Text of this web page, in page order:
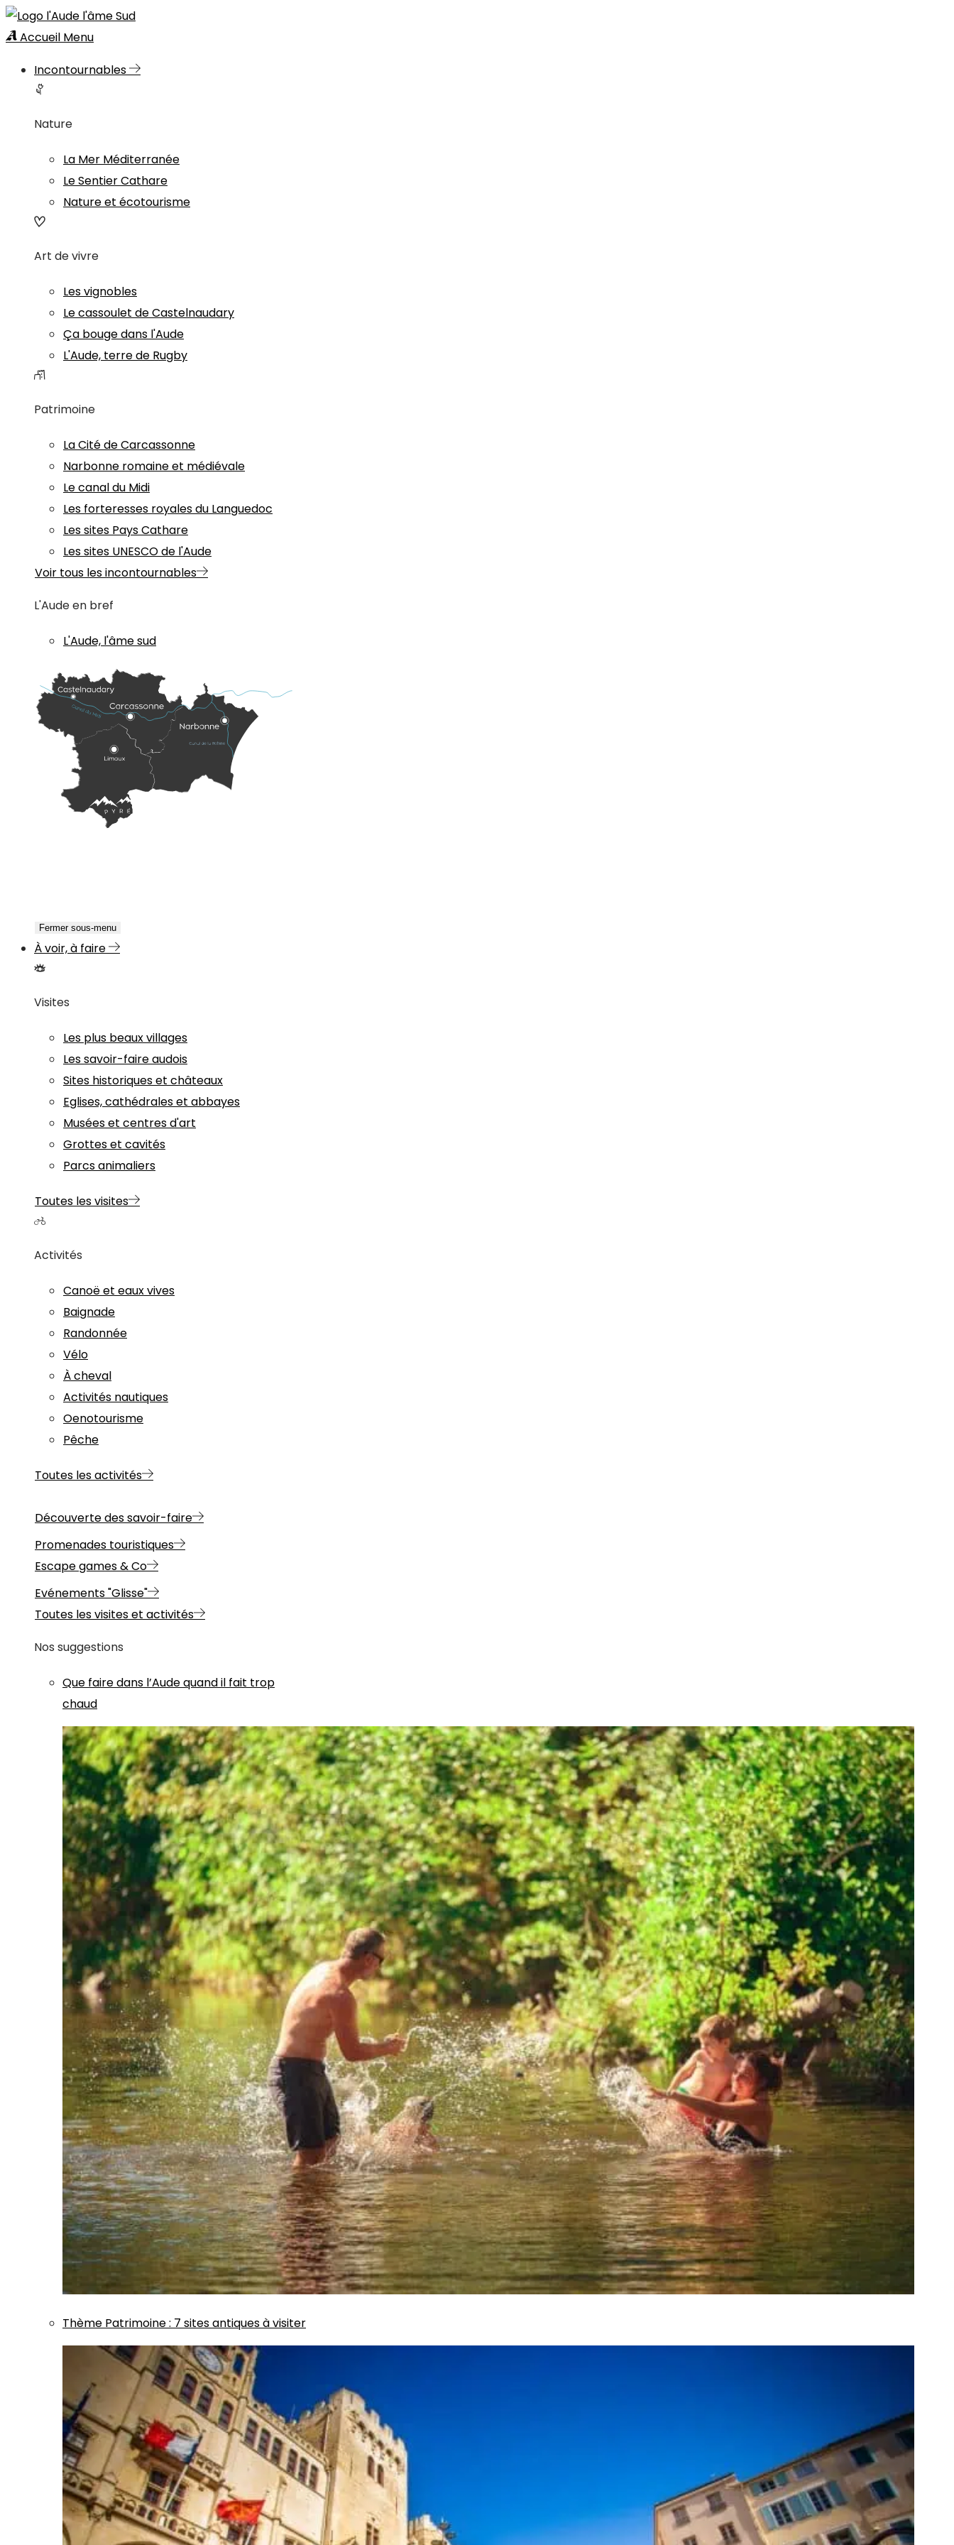
Accueil Menu
Incontournables
Nature
La Mer Méditerranée
Le Sentier Cathare
Nature et écotourisme
Art de vivre
Les vignobles
Le cassoulet de Castelnaudary
Ça bouge dans l'Aude
L'Aude, terre de Rugby
Patrimoine
La Cité de Carcassonne
Narbonne romaine et médiévale
Le canal du Midi
Les forteresses royales du Languedoc
Les sites Pays Cathare
Les sites UNESCO de l'Aude
Voir tous les incontournables
L'Aude en bref
L'Aude, l'âme sud
Fermer sous-menu
À voir, à faire
Visites
Les plus beaux villages
Les savoir-faire audois
Sites historiques et châteaux
Eglises, cathédrales et abbayes
Musées et centres d'art
Grottes et cavités
Parcs animaliers
Toutes les visites
Activités
Canoë et eaux vives
Baignade
Randonnée
Vélo
À cheval
Activités nautiques
Oenotourisme
Pêche
Toutes les activités
Découverte des savoir-faire
Promenades touristiques
Escape games & Co
Evénements "Glisse"
Toutes les visites et activités
Nos suggestions
Que faire dans l’Aude quand il fait trop
chaud
Thème Patrimoine: 7 sites antiques à visiter